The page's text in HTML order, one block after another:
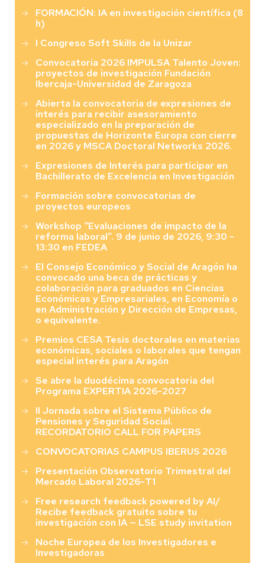
FORMACIÓN: IA en investigación científica (8
h)
I Congreso Soft Skills de la Unizar
Convocatoria 2026 IMPULSA Talento Joven:
proyectos de investigación Fundación
Ibercaja-Universidad de Zaragoza
Abierta la convocatoria de expresiones de
interés para recibir asesoramiento
especializado en la preparación de
propuestas de Horizonte Europa con cierre
en 2026 y MSCA Doctoral Networks 2026.
Expresiones de Interés para participar en
Bachillerato de Excelencia en Investigación
Formación sobre convocatorias de
proyectos europeos
Workshop “Evaluaciones de impacto de la
reforma laboral”. 9 de junio de 2026, 9:30 -
13:30 en FEDEA
El Consejo Económico y Social de Aragón ha
convocado una beca de prácticas y
colaboración para graduados en Ciencias
Económicas y Empresariales, en Economía o
en Administración y Dirección de Empresas,
o equivalente.
Premios CESA Tesis doctorales en materias
económicas, sociales o laborales que tengan
especial interés para Aragón
Se abre la duodécima convocatoria del
Programa EXPERTIA 2026-2027
II Jornada sobre el Sistema Público de
Pensiones y Seguridad Social.
RECORDATORIO CALL FOR PAPERS
CONVOCATORIAS CAMPUS IBERUS 2026
Presentación Observatorio Trimestral del
Mercado Laboral 2026-T1
Free research feedback powered by AI/
Recibe feedback gratuito sobre tu
investigación con IA — LSE study invitation
Noche Europea de los Investigadores e
Investigadoras